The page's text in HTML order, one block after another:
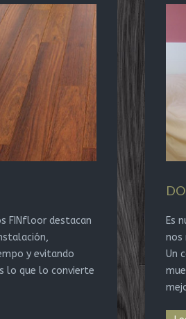
FINfloor destacan
y evitando
lo que lo convierte
Es
nos
Un